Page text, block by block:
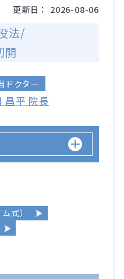
更新日： 2026-08-06
法/
開
ドクター
昌平 院長
式）